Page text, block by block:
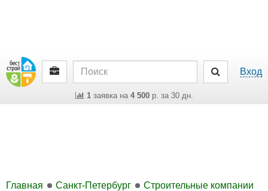
Вход
1заявка на 4 500р. за 30 дн.
Главная Санкт-Петербург
Строительные компании